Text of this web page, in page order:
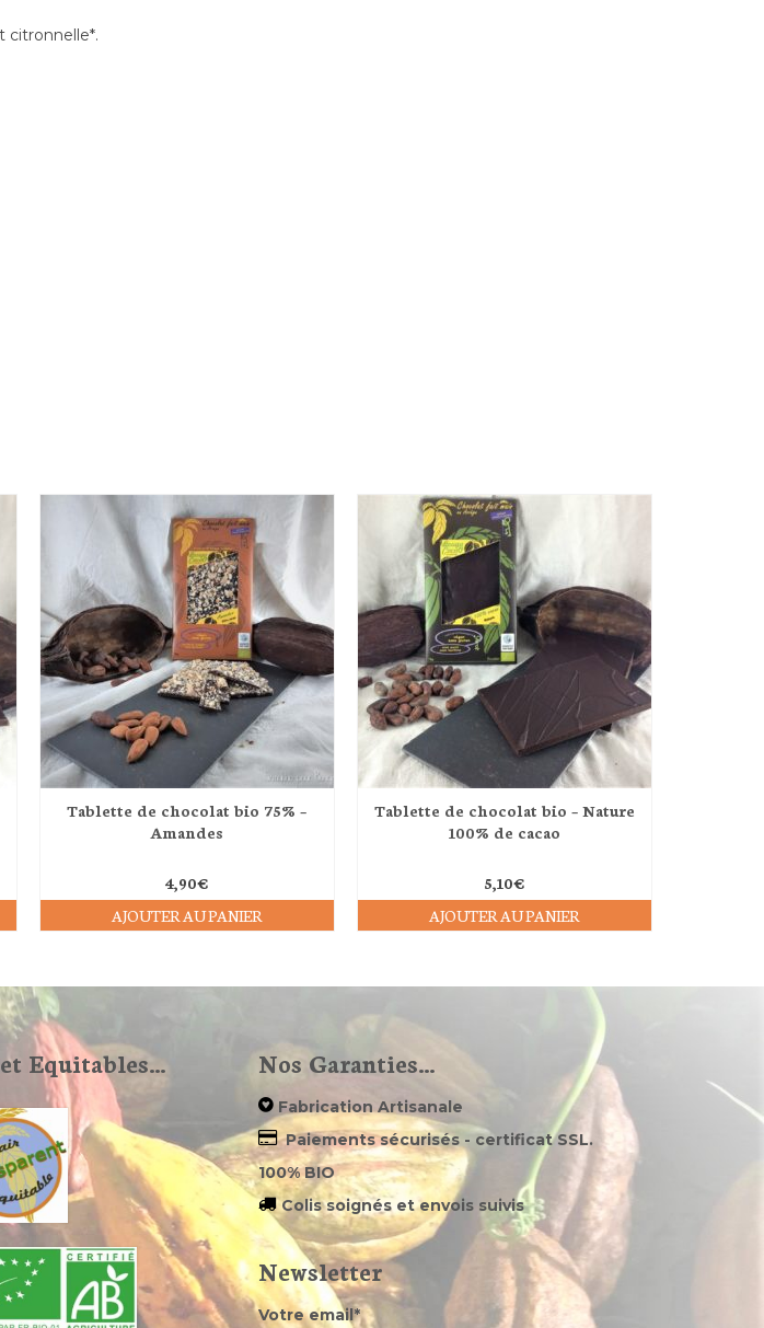
citronnelle*.
Tablette de chocolat bio 75% –
Amandes
4,90€
AJOUTER AU PANIER
Tablette de chocolat bio – Nature
100% de cacao
5,10€
AJOUTER AU PANIER
Equitables… Nos Garanties…
Fabrication Artisanale
Paiements sécurisés - certificat SSL.
100% BIO
Colis soignés et envois suivis
Newsletter
Votre email*